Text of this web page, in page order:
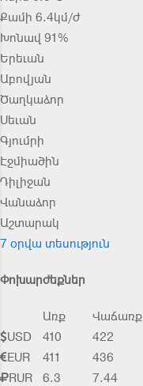
Քամի 6.4կմ/ժ
Խոնավ 91%
Երեւան
Աբովյան
Ծաղկաձոր
Սեւան
Գյումրի
Էջմիածին
Դիլիջան
Վանաձոր
Աշտարակ
7 օրվա տեսություն
Փոխարժեքներ
Առք
Վաճառք
USD
410
422
EUR
411
436
RUR
6.3 7.44